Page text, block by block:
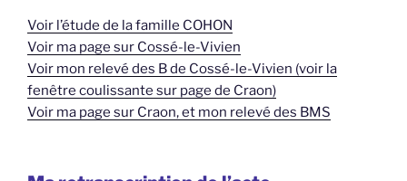
Voir l’étude de la famille COHON
Voir ma page sur Cossé-le-Vivien
Voir mon relevé des B de Cossé-le-Vivien (voir la
fenêtre coulissante sur page de Craon)
Voir ma page sur Craon, et mon relevé des BMS